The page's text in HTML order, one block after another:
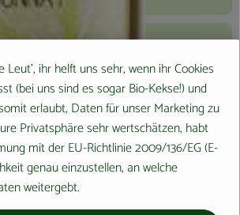
Leut', ihr helft uns sehr, wenn ihr Cookies
(bei uns sind es sogar Bio-Kekse!) und
erlaubt, Daten für unser Marketing zu
Privatsphäre sehr wertschätzen, habt
mit der EU-Richtlinie 2009/136/EG (E-
genau einzustellen, an welche
weitergebt.